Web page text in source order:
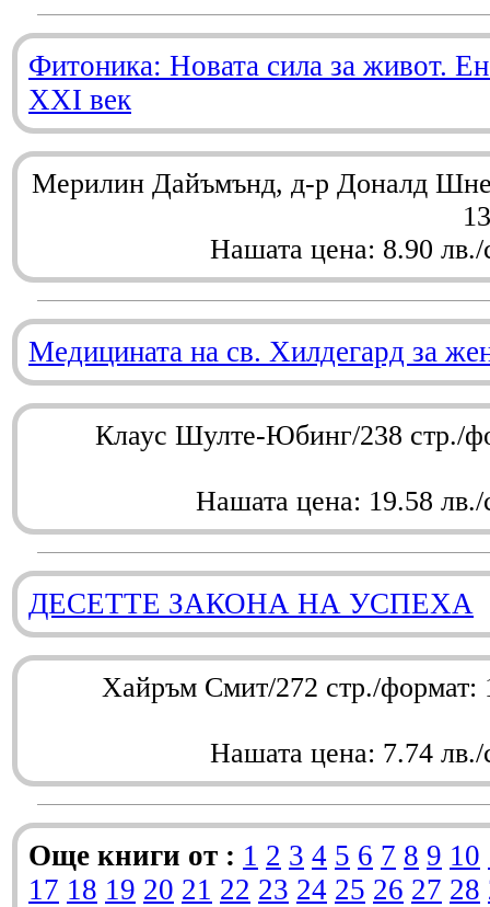
Фитоника: Новата сила за живот.
XXI век
Мерилин Дайъмънд, д-р Доналд
Нашата цена: 8.90 лв./
Медицината на св. Хилдегард за
Клаус Шулте-Юбинг/238 стр./
Нашата цена: 19.58 лв./
ДЕСЕТТЕ ЗАКОНА НА УСПЕХА
Хайръм Смит/272 стр./
Нашата цена: 7.74 лв./
Още книги от : 1 2 3 4 5 6 7 8 9 10
17 18 19 20 21 22 23 24 25 26 27 28